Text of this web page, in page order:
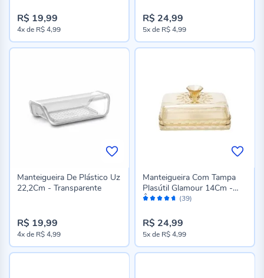
R$ 19,99
4xde R$ 4,99
R$ 24,99
5xde R$ 4,99
Manteigueira De Plástico Uz
22,2Cm - Transparente
R$ 19,99
4xde R$ 4,99
Avaliação: (39)
Manteigueira Com Tampa
Plasútil Glamour 14Cm -
Âmbar
R$ 24,99
5xde R$ 4,99